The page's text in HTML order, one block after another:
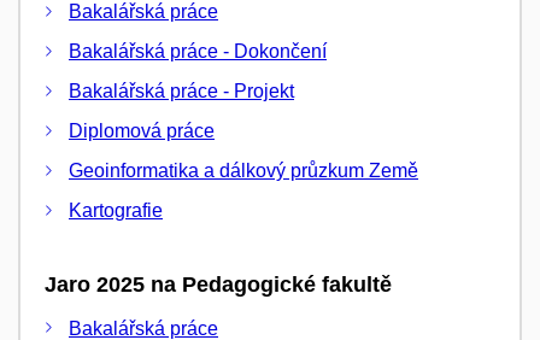
Bakalářská práce
Bakalářská práce - Dokončení
Bakalářská práce - Projekt
Diplomová práce
Geoinformatika a dálkový průzkum Země
Kartografie
Jaro 2025 na Pedagogické fakultě
Bakalářská práce